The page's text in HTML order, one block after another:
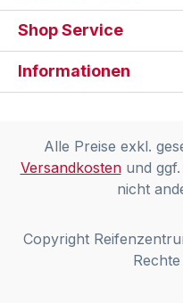
Shop Service
Informationen
Alle Preise exkl.
Versandkostenund ggf.
nicht
Copyright